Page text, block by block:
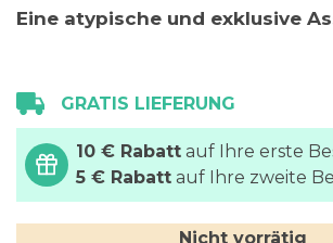
der
Eine atypische und exklusive
GRATIS LIEFERUNG
10 € Rabatt auf Ihre erste
5 € Rabatt auf Ihre zweite
Nicht vorrätig